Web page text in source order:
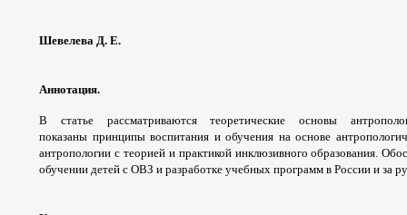
Шевелева Д. Е.
Аннотация.
В статье рассматриваютсятеоретические основы
показаны принципы воспитания и обучения на основе
антропологии с теорией и практикой инклюзивного образования.
обучении детей с ОВЗ и разработке учебных программ в России и за